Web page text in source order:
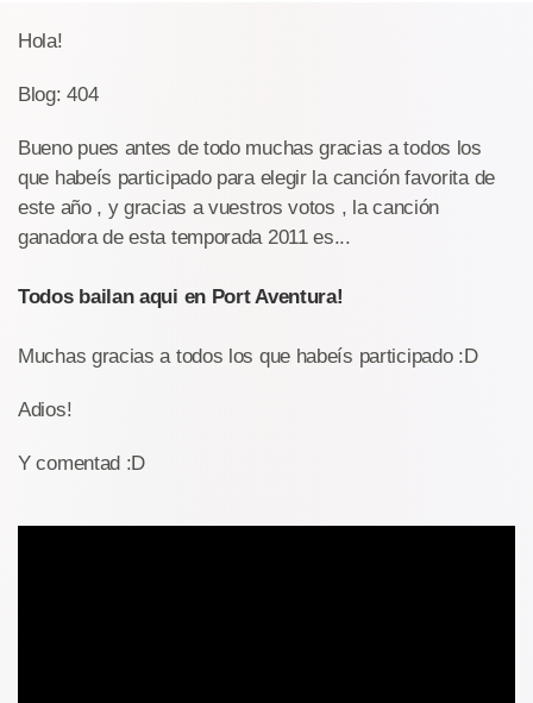
Hola!
Blog: 404
Bueno pues antes de todo muchas gracias a todos los
que habeís participado para elegir la canción favorita de
este año , y gracias a vuestros votos , la canción
ganadora de esta temporada 2011 es...
Todos bailan aqui en Port Aventura!
Muchas gracias a todos los que habeís participado :D
Adios!
Y comentad :D